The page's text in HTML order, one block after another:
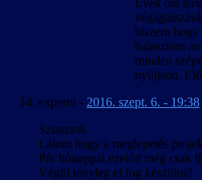
Évek óta
hiszem
halasztom
minden
nyújtson.
experto - 2016. szept. 6. - 19:38
Sziasztok
Látom hogy a meglepetés
Pár hónappal ezelőtt még csak
Végül tényleg el fog készülni?